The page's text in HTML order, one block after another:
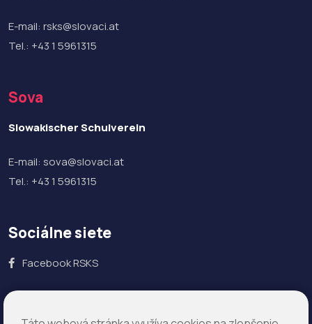
E-mail: rsks@slovaci.at
Tel.: +43 1 5961315
Sova
Slowakischer Schulverein
E-mail: sova@slovaci.at
Tel.: +43 1 5961315
Sociálne siete
Facebook RSKS